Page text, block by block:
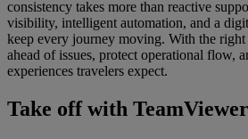
consistency takes more than reactive
visibility, intelligent automation, and a
keep every journey moving. With the right
ahead of issues, protect operational flow,
experiences travelers expect.
Take off with